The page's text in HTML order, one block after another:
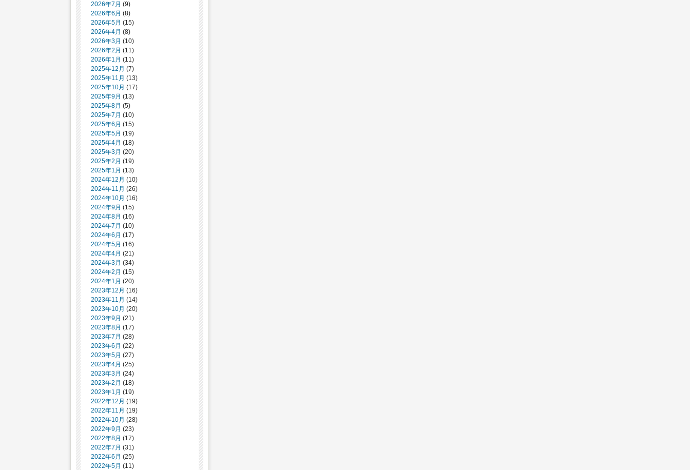
2026年7月 (9)
2026年6月 (8)
2026年5月 (15)
2026年4月 (8)
2026年3月 (10)
2026年2月 (11)
2026年1月 (11)
2025年12月 (7)
2025年11月 (13)
2025年10月 (17)
2025年9月 (13)
2025年8月 (5)
2025年7月 (10)
2025年6月 (15)
2025年5月 (19)
2025年4月 (18)
2025年3月 (20)
2025年2月 (19)
2025年1月 (13)
2024年12月 (10)
2024年11月 (26)
2024年10月 (16)
2024年9月 (15)
2024年8月 (16)
2024年7月 (10)
2024年6月 (17)
2024年5月 (16)
2024年4月 (21)
2024年3月 (34)
2024年2月 (15)
2024年1月 (20)
2023年12月 (16)
2023年11月 (14)
2023年10月 (20)
2023年9月 (21)
2023年8月 (17)
2023年7月 (28)
2023年6月 (22)
2023年5月 (27)
2023年4月 (25)
2023年3月 (24)
2023年2月 (18)
2023年1月 (19)
2022年12月 (19)
2022年11月 (19)
2022年10月 (28)
2022年9月 (23)
2022年8月 (17)
2022年7月 (31)
2022年6月 (25)
2022年5月 (11)